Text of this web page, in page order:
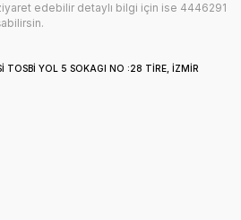
edebilir detaylı bilgi için ise 4446291
TOSBİ YOL 5 SOKAGI NO :28 TİRE, İZMİR